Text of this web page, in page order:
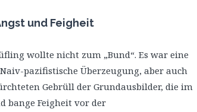
und Feigheit
wollte nicht zum „Bund“. Es war eine
pazifistische Überzeugung, aber auch
Gebrüll der Grundausbilder, die im
bange Feigheit vor der